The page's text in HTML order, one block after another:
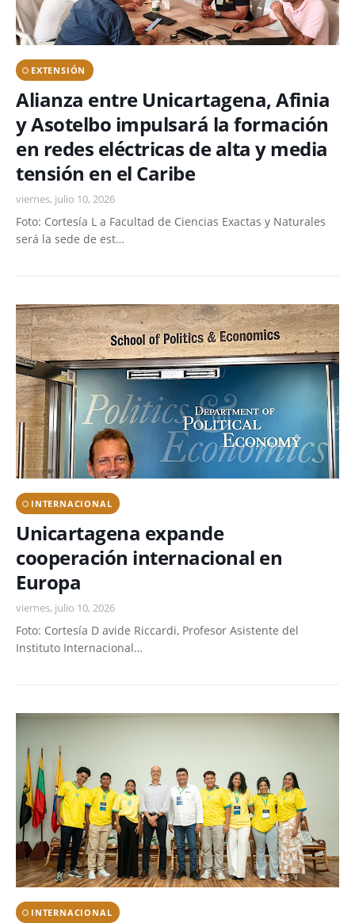
EXTENSIÓN
Alianza entre Unicartagena, Afinia
y Asotelbo impulsará la formación
en redes eléctricas de alta y media
tensión en el Caribe
viernes, julio 10, 2026
Foto: Cortesía L a Facultad de Ciencias Exactas y Naturales
será la sede de est…
INTERNACIONAL
Unicartagena expande
cooperación internacional en
Europa
viernes, julio 10, 2026
Foto: Cortesía D avide Riccardi, Profesor Asistente del
Instituto Internacional…
INTERNACIONAL